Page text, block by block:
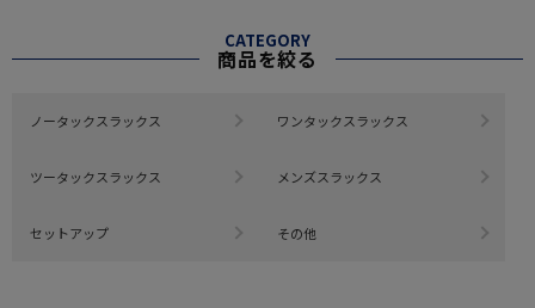
CATEGORY
商品を絞る
ノータックスラックス ワンタックスラックス
ツータックスラックス メンズスラックス
セットアップ その他